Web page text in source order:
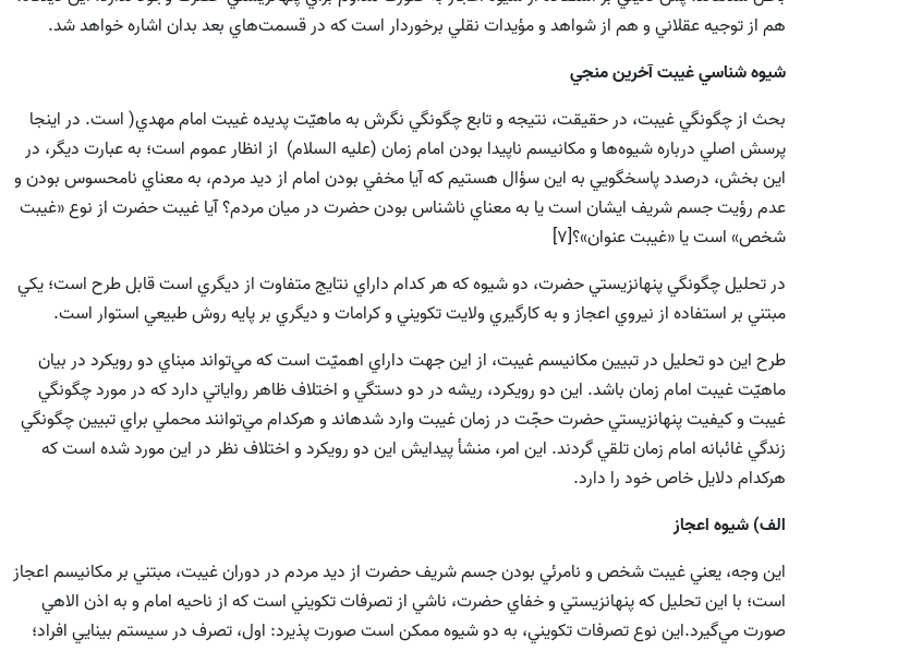
هم از توجيه عقلاني و هم از شواهد و مؤيدات نقلي برخوردار است كه در قسمت‌هاي بعد بدان اشاره خواهد شد.
شيوه شناسي غيبت آخرين منجي
بحث از چگونگي غيبت، در حقيقت، نتيجه و تابع چگونگي نگرش به ماهيّت پديده غيبت امام مهدي( است. در اينجا
پرسش اصلي درباره شيوه‌ها و مكانيسم ناپيدا بودن امام زمان (علیه السلام) از انظار عموم است؛ به عبارت ديگر، در
اين بخش، درصدد پاسخگويي به اين سؤال هستيم که آيا مخفي بودن امام از ديد مردم، به معناي نامحسوس بودن و
عدم رؤيت جسم شريف ايشان است يا به معناي ناشناس بودن حضرت در ميان مردم؟ آيا غيبت حضرت از نوع «غيبت
شخص» است يا «غيبت عنوان»؟[7]
در تحليل چگونگي پنهانزيستي حضرت، دو شيوه که هر كدام داراي‌ نتايج متفاوت از ديگري ‌است قابل طرح است؛ يكي
مبتني بر استفاده از نيروي اعجاز و به كارگيري ولايت تكويني و كرامات و ديگري بر پايه روش طبيعي استوار است.
طرح اين دو تحليل در تبيين مكانيسم غيبت، از اين جهت داراي اهميّت است كه مي‌تواند مبناي دو رويکرد در بيان
ماهيّت غيبت امام زمان باشد. اين دو رويكرد، ريشه در دو دستگي و اختلاف ظاهر رواياتي دارد که در مورد چگونگي
غيبت و كيفيت پنهانزيستي حضرت حجّت در زمان غيبت وارد شدهاند و هرکدام مي‌توانند محملي براي تبيين چگونگي
زندگي غائبانه امام زمان تلقي گردند. اين امر، منشأ پيدايش اين دو رويكرد و اختلاف نظر در اين مورد شده است که
هرکدام دلايل خاص خود را دارد.
الف) شيوه اعجاز
اين وجه، يعني غيبت شخص و نامرئي بودن جسم شريف حضرت از ديد مردم در دوران غيبت، مبتني بر مكانيسم اعجاز
است؛ با اين تحليل که پنهانزيستي و خفاي حضرت، ناشي از تصرفات‌ تكويني است که از ناحيه امام و به اذن الاهي
صورت مي‌گيرد.اين نوع تصرفات‌ تكويني، به دو شيوه ممکن است صورت پذيرد: اول، تصرف در سيستم بينايي افراد؛